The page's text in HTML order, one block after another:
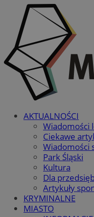
AKTUALNOŚCI
Wiadomości
Ciekawe
Wiadomości
Park Śląski
Kultura
Dla
Artykuły
KRYMINALNE
MIASTO